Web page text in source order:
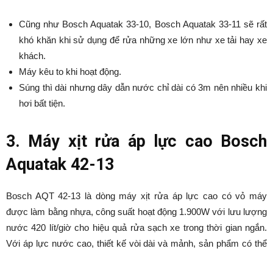
Cũng như Bosch Aquatak 33-10, Bosch Aquatak 33-11 sẽ rất
khó khăn khi sử dụng để rửa những xe lớn như xe tải hay xe
khách.
Máy kêu to khi hoạt động.
Súng thì dài nhưng dây dẫn nước chỉ dài có 3m nên nhiều khi
hơi bất tiện.
3. Máy xịt rửa áp lực cao Bosch
Aquatak 42-13
Bosch AQT 42-13 là dòng máy xịt rửa áp lực cao có vỏ máy
được làm bằng nhựa, công suất hoạt động 1.900W với lưu lượng
nước 420 lít/giờ cho hiệu quả rửa sạch xe trong thời gian ngắn.
Với áp lực nước cao, thiết kế vòi dài và mảnh, sản phẩm có thể